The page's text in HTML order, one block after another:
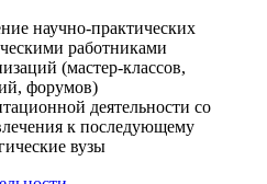
научно-практических
работниками
(мастер-классов,
форумов)
деятельности со
к последующему
вузы